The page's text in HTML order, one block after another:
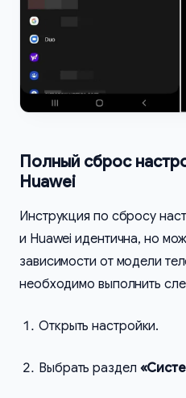
Полный сброс
Huawei
Инструкция по сбросу
и Huawei идентична, но
зависимости от модели
необходимо выполнить
Открыть настройки.
Выбрать раздел